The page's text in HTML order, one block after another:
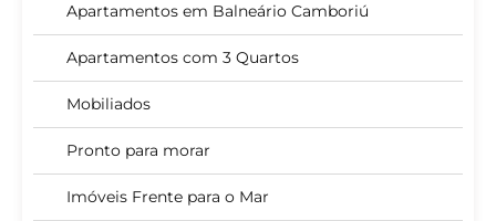
Apartamentos em Balneário Camboriú
Apartamentos com 3 Quartos
Mobiliados
Pronto para morar
Imóveis Frente para o Mar